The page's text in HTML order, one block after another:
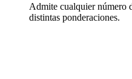
Admite cualquier número
distintas ponderaciones.